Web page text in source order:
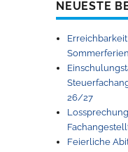
NEUESTE
Sommerferien
26/27
Feierliche